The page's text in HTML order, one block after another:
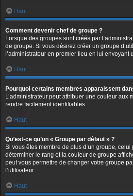
Haut
Comment devenir chef de groupe ?
Lorsque des groupes sont créés par
de groupe. Si vous désirez créer un groupe
l’administrateur en premier lieu en lui envoyant
Haut
Pourquoi certains membres apparaissent
L’administrateur peut attribuer une couleur aux
rendre facilement identifiables.
Haut
Qu’est-ce qu’un « Groupe par défaut » ?
Si vous êtes membre de plus d’un groupe,
déterminer le rang et la couleur de groupe
peut vous permettre de changer votre groupe
l’utilisateur.
Haut